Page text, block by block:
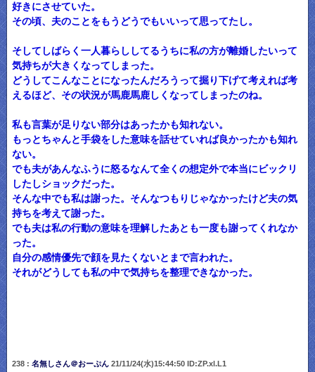
好きにさせていた。
その頃、夫のことをもうどうでもいいって思ってたし。
そしてしばらく一人暮らししてるうちに私の方が離婚したいって
気持ちが大きくなってしまった。
どうしてこんなことになったんだろうって掘り下げて考えれば考
えるほど、その状況が馬鹿馬鹿しくなってしまったのね。
私も言葉が足りない部分はあったかも知れない。
もっとちゃんと手袋をした意味を話せていれば良かったかも知れ
ない。
でも夫があんなふうに怒るなんて全くの想定外で本当にビックリ
したしショックだった。
そんな中でも私は謝った。そんなつもりじゃなかったけど夫の気
持ちを考えて謝った。
でも夫は私の行動の意味を理解したあとも一度も謝ってくれなか
った。
自分の感情優先で顔を見たくないとまで言われた。
それがどうしても私の中で気持ちを整理できなかった。
238 : 名無しさん＠おーぷん21/11/24(水)15:44:50 ID:ZP.xl.L1